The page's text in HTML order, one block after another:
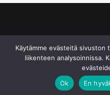
Käytämme evästeitä sivuston
liikenteen analysoinnissa.
Ok
En